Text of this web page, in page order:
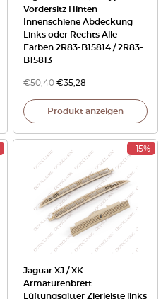
Vordersitz Hinten
Innenschiene Abdeckung
Links oder Rechts Alle
Farben 2R83-B15814 / 2R83-
B15813
€50,40 €35,28
Produkt anzeigen
-15%
Jaguar XJ / XK
Armaturenbrett
Lüftungsgitter Zierleiste links